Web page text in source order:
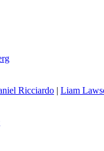
Ricciardo | Liam